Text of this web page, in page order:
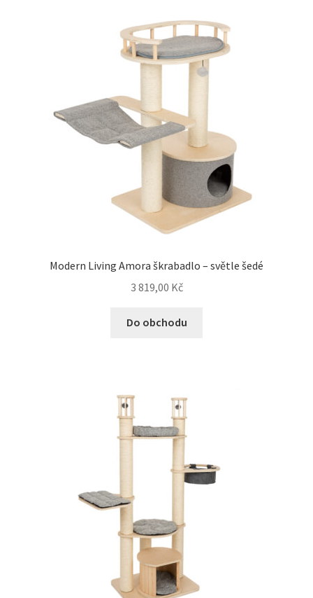
Modern Living Amora škrabadlo – světle šedé
3 819,00 Kč
Do obchodu